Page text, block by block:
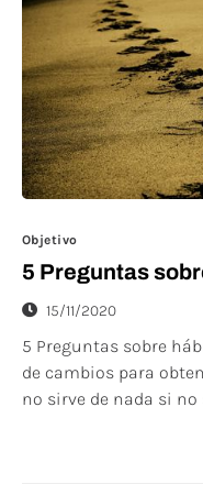
Objetivo
5 Preguntas
15/11/2020
5 Preguntas sobre
de cambios para
no sirve de nada si no